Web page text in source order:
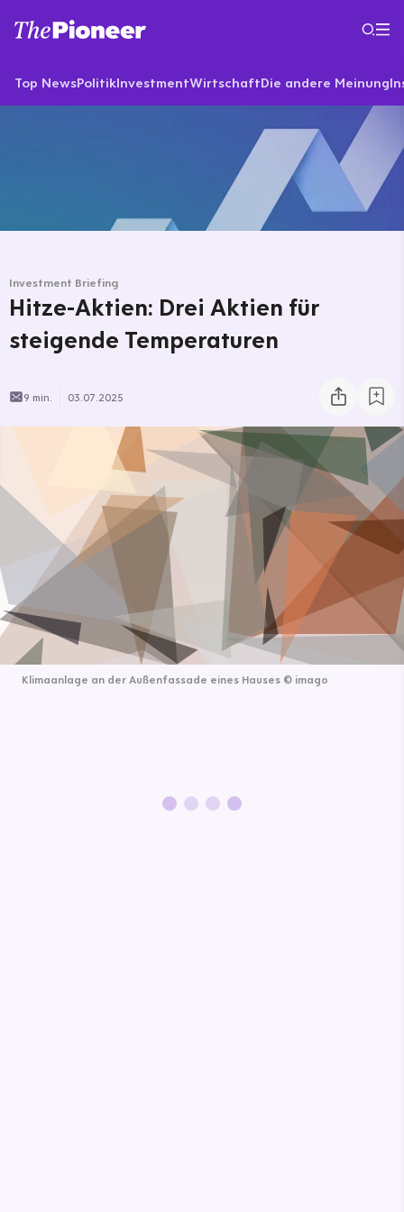
Top NewsPolitikInvestmentWirtschaftDie andere Meinung
Investment Briefing
Hitze-Aktien: Drei Aktien für
steigende Temperaturen
9 min. 03.07.2025
Klimaanlage an der Außenfassade eines Hauses © imago